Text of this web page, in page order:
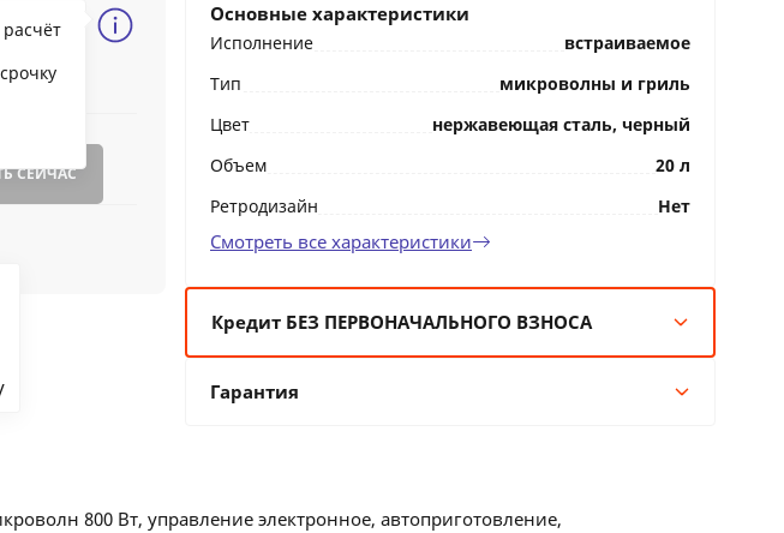
СЕЙЧАС
Основные характеристики
Исполнение
встраиваемое
Тип
микроволны и гриль
Цвет
нержавеющая сталь, черный
Объем
20 л
Ретродизайн
Нет
Смотреть все характеристики
Кредит БЕЗ ПЕРВОНАЧАЛЬНОГО ВЗНОСА
12 мес:121 BYN/мес
Гарантия
800 Вт, управление электронное, автоприготовление,